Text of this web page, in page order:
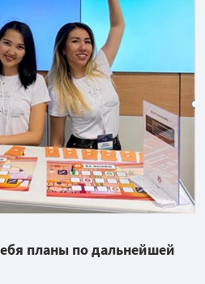
планы по дальнейшей